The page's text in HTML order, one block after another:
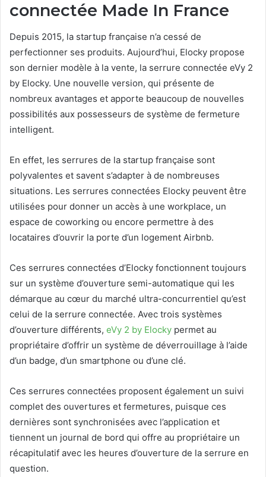
connectée Made In France
Depuis 2015, la startup française n’a cessé de
perfectionner ses produits. Aujourd’hui, Elocky propose
son dernier modèle à la vente, la serrure connectée eVy 2
by Elocky. Une nouvelle version, qui présente de
nombreux avantages et apporte beaucoup de nouvelles
possibilités aux possesseurs de système de fermeture
intelligent.
En effet, les serrures de la startup française sont
polyvalentes et savent s’adapter à de nombreuses
situations. Les serrures connectées Elocky peuvent être
utilisées pour donner un accès à une workplace, un
espace de coworking ou encore permettre à des
locataires d’ouvrir la porte d’un logement Airbnb.
Ces serrures connectées d’Elocky fonctionnent toujours
sur un système d’ouverture semi-automatique qui les
démarque au cœur du marché ultra-concurrentiel qu’est
celui de la serrure connectée. Avec trois systèmes
d’ouverture différents, eVy 2 by Elocky permet au
propriétaire d’offrir un système de déverrouillage à l’aide
d’un badge, d’un smartphone ou d’une clé.
Ces serrures connectées proposent également un suivi
complet des ouvertures et fermetures, puisque ces
dernières sont synchronisées avec l’application et
tiennent un journal de bord qui offre au propriétaire un
récapitulatif avec les heures d’ouverture de la serrure en
question.